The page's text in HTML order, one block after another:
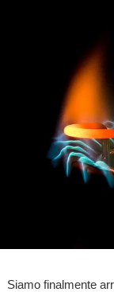
Siamo finalmente